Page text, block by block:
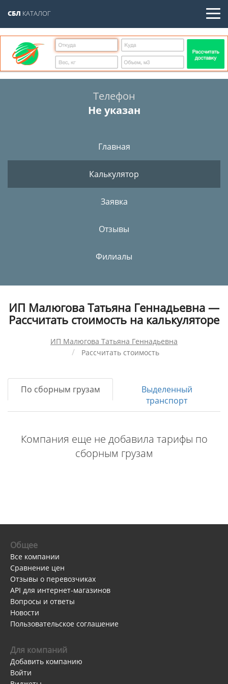
СБЛ КАТАЛОГ
Телефон
Не указан
Главная
Калькулятор
Заявка
Отзывы
Филиалы
ИП Малюгова Татьяна Геннадьевна —
Рассчитать стоимость на калькуляторе
ИП Малюгова Татьяна Геннадьевна
Рассчитать стоимость
По сборным грузам
Выделенный
транспорт
Компания еще не добавила тарифы по
сборным грузам
Общее
Все компании
Сравнение цен
Отзывы о перевозчиках
API для интернет-магазинов
Вопросы и ответы
Новости
Пользовательское соглашение
Для компаний
Добавить компанию
Войти